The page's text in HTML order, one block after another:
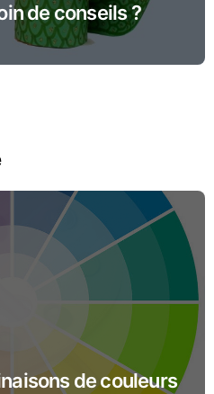
de conseils ?
de couleurs